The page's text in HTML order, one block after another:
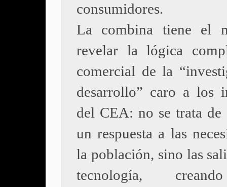
consumidores.
La combina tiene el
revelar la lógica
comercial de la
desarrollo” caro a los
del CEA: no se trata de
un respuesta a las
la población, sino las
tecnología,